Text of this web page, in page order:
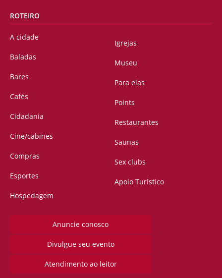
ROTEIRO
A cidade
Baladas
Bares
Cafés
Cidadania
Cine/cabines
Compras
Esportes
Hospedagem
Igrejas
Museu
Para elas
Points
Restaurantes
Saunas
Sex clubs
Apoio Turístico
Anuncie conosco
Divulgue seu evento
Atendimento ao leitor